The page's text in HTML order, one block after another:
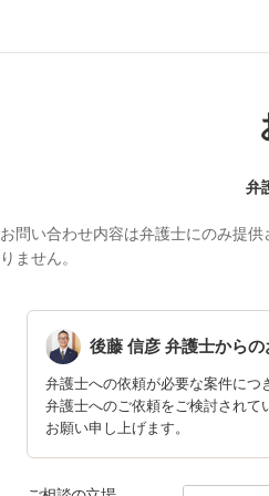
弁
お問い合わせ内容は弁護士にのみ提
りません。
後藤 信彦 弁護士からの
弁護士への依頼が必要な案件につ
弁護士へのご依頼をご検討されて
お願い申し上げます。